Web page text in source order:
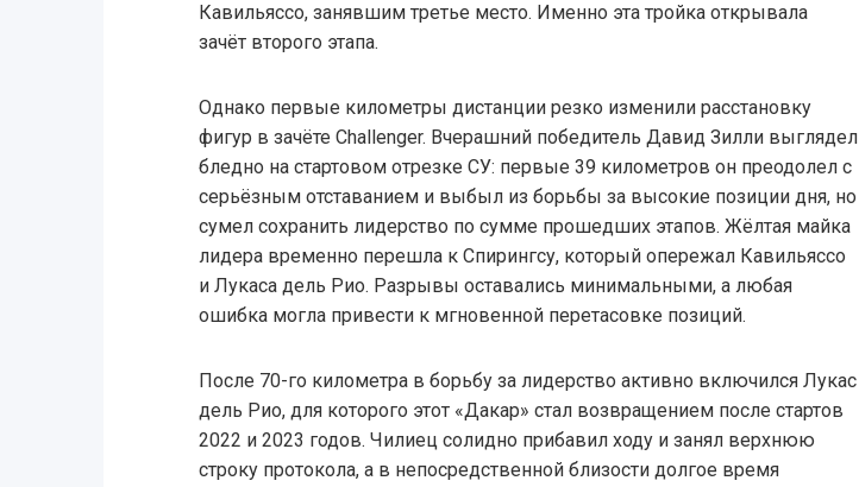
Кавильяссо, занявшим третье место. Именно эта тройка открывала
зачёт второго этапа.
Однако первые километры дистанции резко изменили расстановку
фигур в зачёте Challenger. Вчерашний победитель Давид Зилли выглядел
бледно на стартовом отрезке СУ: первые 39 километров он преодолел с
серьёзным отставанием и выбыл из борьбы за высокие позиции дня, но
сумел сохранить лидерство по сумме прошедших этапов. Жёлтая майка
лидера временно перешла к Спирингсу, который опережал Кавильяссо
и Лукаса дель Рио. Разрывы оставались минимальными, а любая
ошибка могла привести к мгновенной перетасовке позиций.
После 70-го километра в борьбу за лидерство активно включился Лукас
дель Рио, для которого этот «Дакар» стал возвращением после стартов
2022 и 2023 годов. Чилиец солидно прибавил ходу и занял верхнюю
строку протокола, а в непосредственной близости долгое время